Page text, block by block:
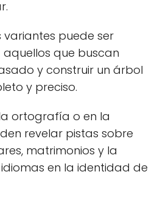
puede ser
que buscan
y construir un árbol
y preciso.
ortografía o en la
revelar pistas sobre
matrimonios y la
en la identidad de